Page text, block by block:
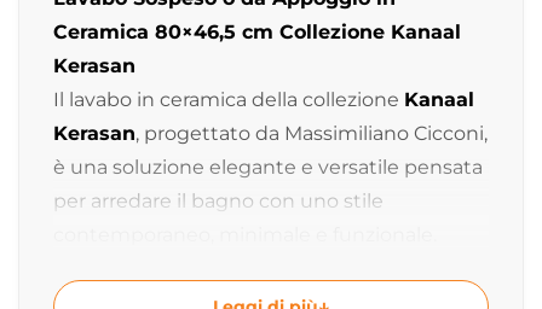
Ceramica 80×46,5 cm Collezione Kanaal
Kerasan
Il lavabo in ceramica della collezione Kanaal
Kerasan, progettato da Massimiliano Cicconi,
è una soluzione elegante e versatile pensata
per arredare il bagno con uno stile
Grazie alla possibilità di installazione sospesa